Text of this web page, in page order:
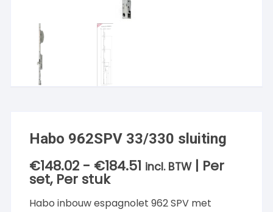
Habo 962SPV 33/330 sluiting
€148.02 - €184.51 Prijsklasse:
€148.02
incl. BTW | Per
set, Per stuk
Habo inbouw espagnolet 962 SPV met